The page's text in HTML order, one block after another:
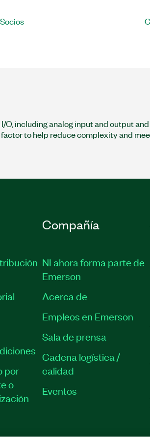
Socios
including analog input and output and
to help reduce complexity and
por
o
Compañía
NI ahora forma parte de
Emerson
Acerca de
Empleos en Emerson
Sala de prensa
Cadena logística /
calidad
Eventos